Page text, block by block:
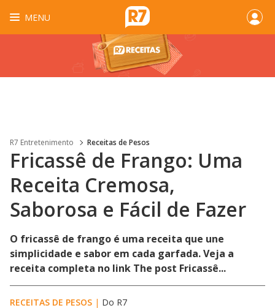
MENU
R7 Entretenimento Receitas de Pesos
Fricassê de Frango: Uma
Receita Cremosa,
Saborosa e Fácil de Fazer
O fricassê de frango é uma receita que une
simplicidade e sabor em cada garfada. Veja a
receita completa no link The post Fricassê...
RECEITAS DE PESOS | Do R7